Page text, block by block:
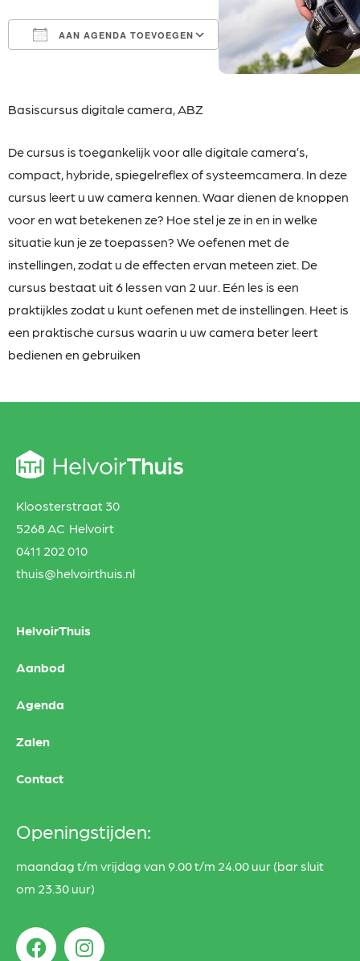
AAN AGENDA TOEVOEGEN
Outlook Live
Basiscursus digitale camera, ABZ
De cursus is toegankelijk voor alle digitale camera’s,
compact, hybride, spiegelreflex of systeemcamera. In deze
cursus leert u uw camera kennen. Waar dienen de knoppen
voor en wat betekenen ze? Hoe stel je ze in en in welke
situatie kun je ze toepassen? We oefenen met de
instellingen, zodat u de effecten ervan meteen ziet. De
cursus bestaat uit 6 lessen van 2 uur. Eén les is een
praktijkles zodat u kunt oefenen met de instellingen. Heet is
een praktische cursus waarin u uw camera beter leert
bedienen en gebruiken
Kloosterstraat 30
5268 AC Helvoirt
0411 202 010
thuis@helvoirthuis.nl
HelvoirThuis
Aanbod
Agenda
Zalen
Contact
Openingstijden:
maandag t/m vrijdag van 9.00 t/m 24.00 uur (bar sluit
om 23.30 uur)